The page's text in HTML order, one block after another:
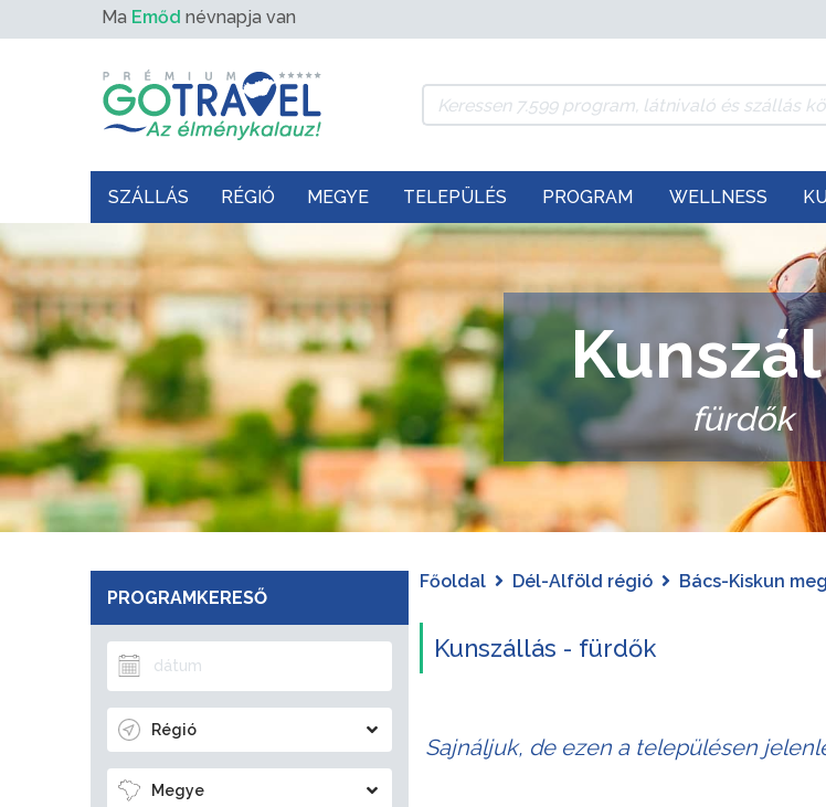
Ma Emőd névnapja van
SZÁLLÁS RÉGIÓ MEGYE TELEPÜLÉS PROGRAM WELLNESS
fürdők
PROGRAMKERESŐ
Régió
Megye
Főoldal Dél-Alföld régió Bács-Kiskun
Kunszállás - fürdők
Sajnáljuk, de ezen a településen